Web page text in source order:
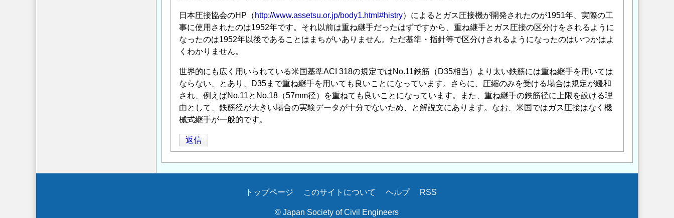
日本圧接協会のHP（ http://www.assetsu.or.jp/body1.html#histry）によるとガス圧接機が開発されたのが1951年、実際の工
事に使用されたのは1952年です。それ以前は重ね継手だったはずですから、重ね継手とガス圧接の区分けをされるように
なったのは1952年以後であることはまちがいありません。ただ基準・指針等で区分けされるようになったのはいつかはよ
くわかりません。
世界的にも広く用いられている米国基準ACI 318の規定ではNo.11鉄筋（D35相当）より太い鉄筋には重ね継手を用いては
ならない、とあり、D35まで重ね継手を用いても良いことになっています。さらに、圧縮のみを受ける場合は規定が緩和
され、例えばNo.11とNo.18（57mm径）を重ねても良いことになっています。また、重ね継手の鉄筋径に上限を設ける理
由として、鉄筋径が大きい場合の実験データが十分でないため、と解説文にあります。なお、米国ではガス圧接はなく機
械式継手が一般的です。
返信
トップページ このサイトについて ヘルプ RSS
© Japan Society of Civil Engineers